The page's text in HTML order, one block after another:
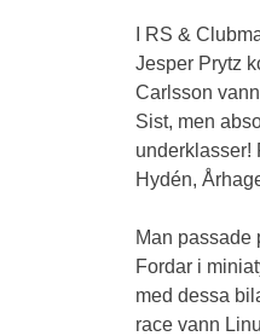
I RS &
Jesper Prytz
Carlsson
Sist, men
underklasser!
Hydén,
Man passade
Fordar i
med dessa
race vann